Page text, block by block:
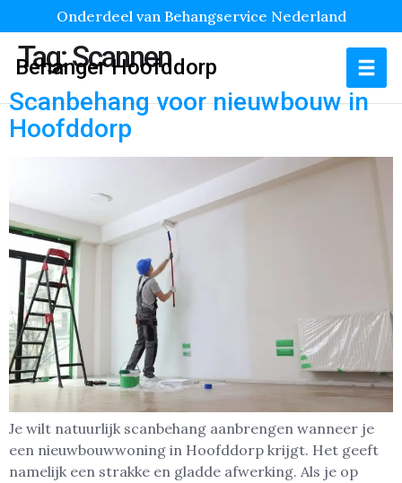
Onderdeel van Behangservice Nederland
Behanger Hoofddorp
Tag:Scannen
Scanbehang voor nieuwbouw in
Hoofddorp
Je wilt natuurlijk scanbehang aanbrengen wanneer je
een nieuwbouwwoning in Hoofddorp krijgt. Het geeft
namelijk een strakke en gladde afwerking. Als je op